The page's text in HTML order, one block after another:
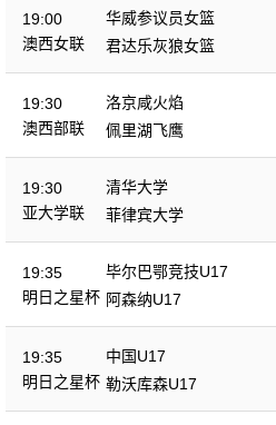
19:00
澳西女联
华威参议员女篮
君达乐灰狼女篮
19:30
澳西部联
洛京咸火焰
佩里湖飞鹰
19:30
亚大学联
清华大学
菲律宾大学
19:35
明日之星杯
毕尔巴鄂竞技U17
阿森纳U17
19:35
明日之星杯
中国U17
勒沃库森U17